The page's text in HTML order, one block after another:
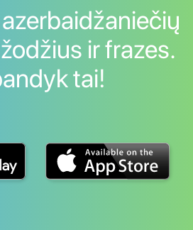
ir frazes.
tai!